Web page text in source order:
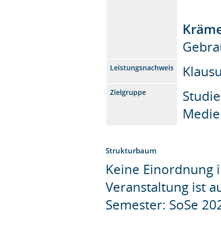
Leistungsnachweis
Zielgruppe
Strukturbaum
Keine Einordnung
Veranstaltung ist
Semester: SoSe